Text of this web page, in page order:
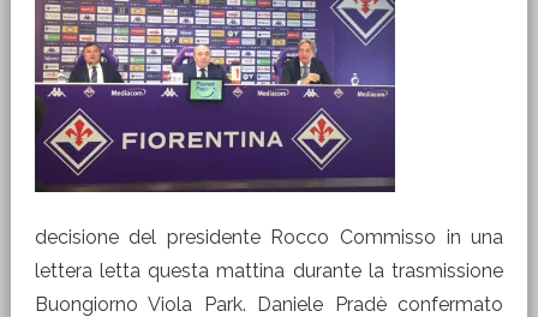
decisione del presidente Rocco Commisso in una
lettera letta questa mattina durante la trasmissione
Buongiorno Viola Park. Daniele Pradè confermato